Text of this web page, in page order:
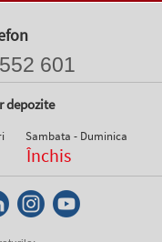
601
depozite
Sambata - Duminica
Închis